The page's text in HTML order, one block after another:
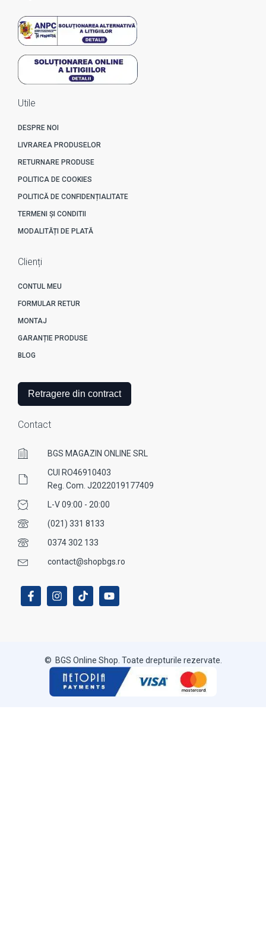
Utile
DESPRE NOI
LIVRAREA PRODUSELOR
RETURNARE PRODUSE
POLITICA DE COOKIES
POLITICĂ DE CONFIDENȚIALITATE
TERMENI ȘI CONDITII
MODALITĂȚI DE PLATĂ
Clienți
CONTUL MEU
FORMULAR RETUR
MONTAJ
GARANȚIE PRODUSE
BLOG
Retragere din contract
Contact
BGS MAGAZIN ONLINE SRL
CUI RO46910403
Reg. Com. J2022019177409
L-V 09:00 - 20:00
(021) 331 8133
0374 302 133
contact@shopbgs.ro
© BGS Online Shop. Toate drepturile rezervate.